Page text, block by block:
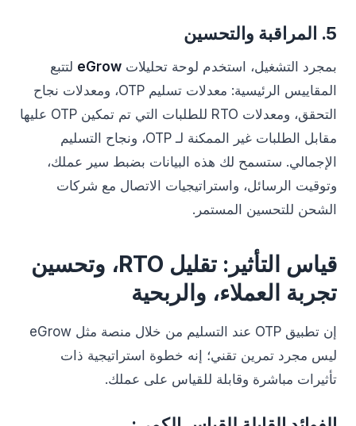
5. المراقبة والتحسين
بمجرد التشغيل، استخدم لوحة تحليلات eGrow لتتبع
المقاييس الرئيسية: معدلات تسليم OTP، ومعدلات نجاح
التحقق، ومعدلات RTO للطلبات التي تم تمكين OTP عليها
مقابل الطلبات غير الممكنة لـ OTP، ونجاح التسليم
الإجمالي. ستسمح لك هذه البيانات بضبط سير عملك،
وتوقيت الرسائل، واستراتيجيات الاتصال مع شركات
الشحن للتحسين المستمر.
قياس التأثير: تقليل RTO، وتحسين
تجربة العملاء، والربحية
إن تطبيق OTP عند التسليم من خلال منصة مثل eGrow
ليس مجرد تمرين تقني؛ إنه خطوة استراتيجية ذات
تأثيرات مباشرة وقابلة للقياس على عملك.